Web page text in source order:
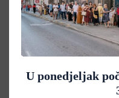
U ponedjeljak